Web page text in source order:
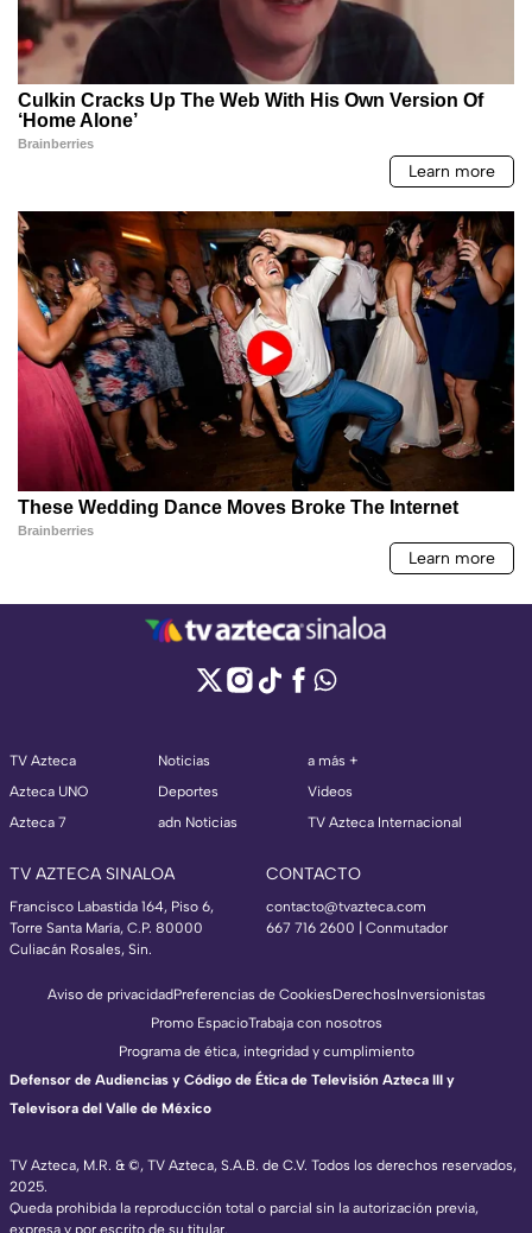
TV Azteca
Azteca UNO
Azteca 7
Noticias
Deportes
adn Noticias
a más +
Videos
TV Azteca Internacional
TV AZTECA SINALOA
Francisco Labastida 164, Piso 6,
Torre Santa María, C.P. 80000
Culiacán Rosales, Sin.
CONTACTO
contacto@tvazteca.com
667 716 2600 | Conmutador
TV Azteca, M.R. & ©, TV Azteca, S.A.B. de C.V. Todos los derechos reservados,
2025.
Queda prohibida la reproducción total o parcial sin la autorización previa,
expresa y por escrito de su titular.
Aviso de privacidadPreferencias de CookiesDerechosInversionistas
Promo EspacioTrabaja con nosotros
Programa de ética, integridad y cumplimiento
Defensor de Audiencias y Código de Ética de Televisión Azteca III y
Televisora del Valle de México